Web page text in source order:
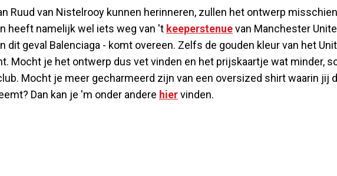
Ruud van Nistelrooy kunnen herinneren, zullen het ontwerp
heeft namelijk wel iets weg van 't keeperstenuevan Manchester
dit geval Balenciaga - komt overeen. Zelfs de gouden kleur van het
Mocht je het ontwerp dus vet vinden en het prijskaartje wat minder,
Mocht je meer gecharmeerd zijn van een oversized shirt waarin jij
Dan kan je 'm onder andere hiervinden.